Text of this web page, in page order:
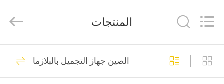
بيت
،
المزود.
مجففات الشعر القابلة
23
المنتجات
الصين جهاز التجميل بالبلازما